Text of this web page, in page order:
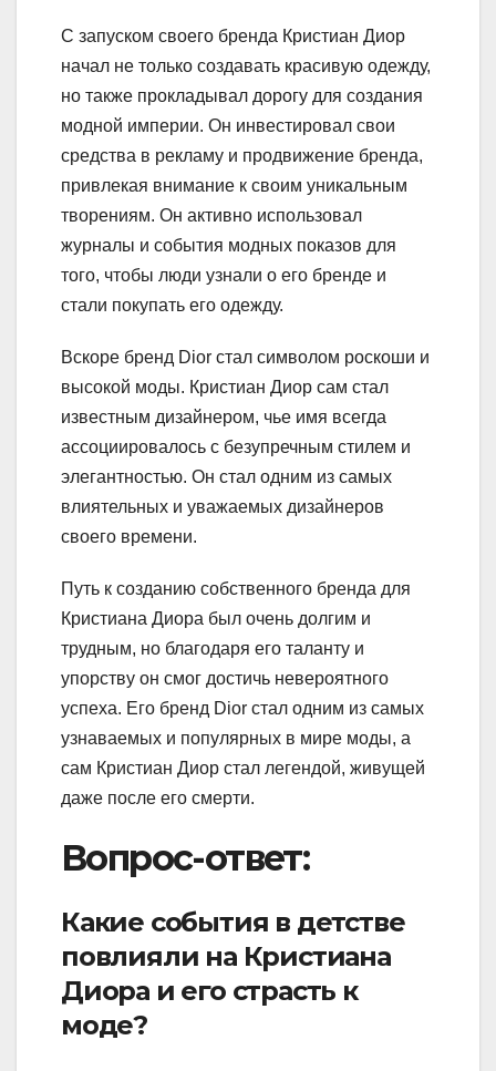
С запуском своего бренда Кристиан Диор
начал не только создавать красивую одежду,
но также прокладывал дорогу для создания
модной империи. Он инвестировал свои
средства в рекламу и продвижение бренда,
привлекая внимание к своим уникальным
творениям. Он активно использовал
журналы и события модных показов для
того, чтобы люди узнали о его бренде и
стали покупать его одежду.
Вскоре бренд Dior стал символом роскоши и
высокой моды. Кристиан Диор сам стал
известным дизайнером, чье имя всегда
ассоциировалось с безупречным стилем и
элегантностью. Он стал одним из самых
влиятельных и уважаемых дизайнеров
своего времени.
Путь к созданию собственного бренда для
Кристиана Диора был очень долгим и
трудным, но благодаря его таланту и
упорству он смог достичь невероятного
успеха. Его бренд Dior стал одним из самых
узнаваемых и популярных в мире моды, а
сам Кристиан Диор стал легендой, живущей
даже после его смерти.
Вопрос-ответ:
Какие события в детстве
повлияли на Кристиана
Диора и его страсть к
моде?